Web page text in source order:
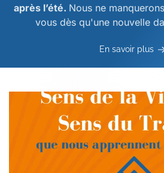
après l’été. Nous ne
vous dès qu'une nouvelle
En savoir plus